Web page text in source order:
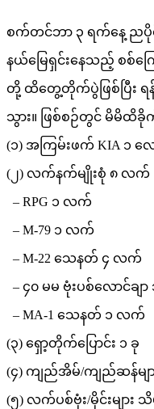
စက်တင်ဘာ ၃ ရက်နေ့ ညပို
နယ်မြေရှင်းနေသည့် စစ်ကြ
တို့ ထိတွေ့တိုက်ပွဲဖြစ်ပြီး ရ
သွား။ ဖြစ်စဉ်တွင် မိမိထိ
(၁) အကြမ်းဖက် KIA ၁ လေ
(၂) လက်နက်မျိုးစုံ ၈ လက်
– RPG ၁ လက်
– M-79 ၁ လက်
– M-22 သေနတ် ၄ လက်
– ၄၀ မမ ဗုံးပစ်လောင်ချ
– MA-1 သေနတ် ၁ လက်
(၃) ရှော့တိုက်ပြောင်း ၁ ခု
(၄) ကျည်အိမ်/ကျည်ဆန်မျာ
(၅) လက်ပစ်ဗုံး/မိုင်းများ